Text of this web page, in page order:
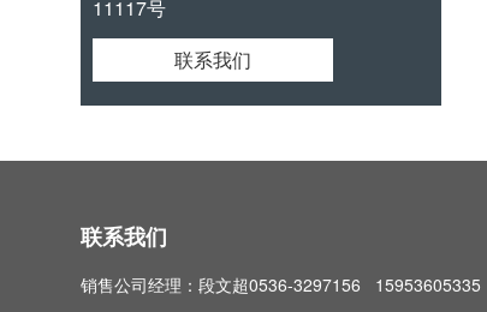
11117号
联系我们
联系我们
销售公司经理：段文超0536-3297156 15953605335